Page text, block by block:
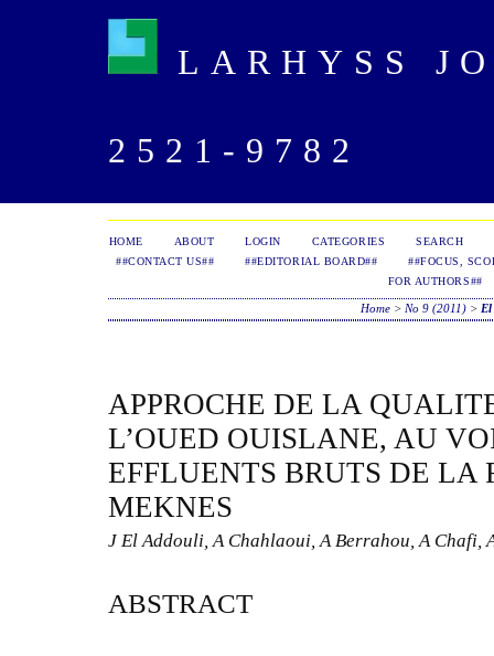
LARHYSS
2521-9782
HOME ABOUT LOGIN CATEGORIES
SEARCH
##CONTACT US##
##EDITORIAL BOARD##
##FOCUS,
FOR AUTHORS##
Home > No 9 (2011) >
APPROCHE DE LA
L’OUED OUISLANE, AU
EFFLUENTS BRUTS DE LA
MEKNES
J El Addouli, A Chahlaoui, A Berrahou, A Chafi,
ABSTRACT